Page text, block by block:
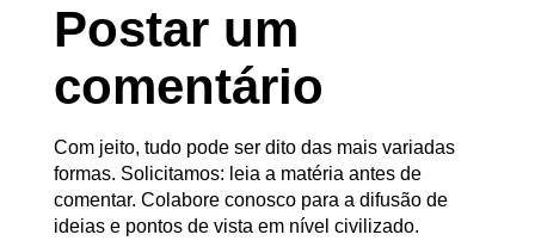
Postar um
comentário
Com jeito, tudo pode ser dito das mais variadas
formas. Solicitamos: leia a matéria antes de
comentar. Colabore conosco para a difusão de
ideias e pontos de vista em nível civilizado.